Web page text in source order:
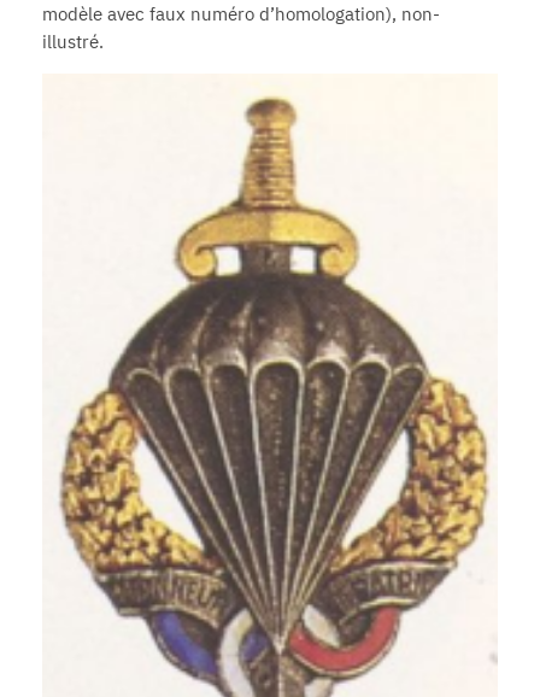
modèle avec faux numéro d’homologation), non-
illustré.